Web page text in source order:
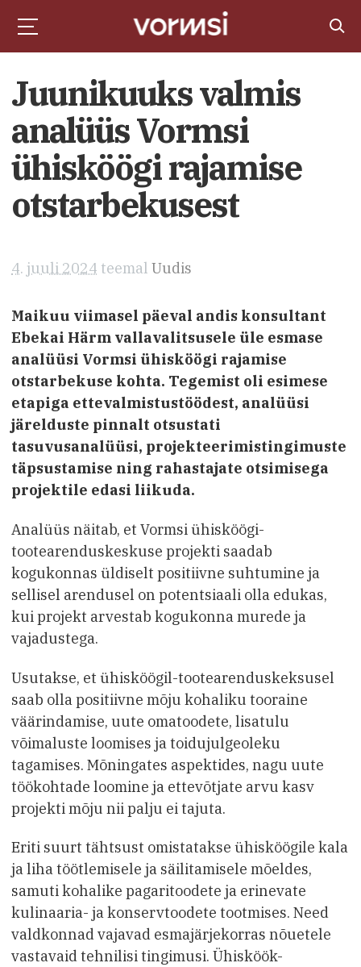
Juunikuuks valmis
analüüs Vormsi
ühisköögi rajamise
otstarbekusest
4. juuli 2024 teemal Uudis
Maikuu viimasel päeval andis konsultant
Ebekai Härm vallavalitsusele üle esmase
analüüsi Vormsi ühisköögi rajamise
otstarbekuse kohta. Tegemist oli esimese
etapiga ettevalmistustöödest, analüüsi
järelduste pinnalt otsustati
tasuvusanalüüsi, projekteerimistingimuste
täpsustamise ning rahastajate otsimisega
projektile edasi liikuda.
Analüüs näitab, et Vormsi ühisköögi-
tootearenduskeskuse projekti saadab
kogukonnas üldiselt positiivne suhtumine ja
sellisel arendusel on potentsiaali olla edukas,
kui projekt arvestab kogukonna murede ja
vajadustega.
Usutakse, et ühisköögil-tootearenduskeksusel
saab olla positiivne mõju kohaliku tooraine
väärindamise, uute omatoodete, lisatulu
võimaluste loomises ja toidujulgeoleku
tagamises. Mõningates aspektides, nagu uute
töökohtade loomine ja ettevõtjate arvu kasv
projekti mõju nii palju ei tajuta.
Eriti suurt tähtsust omistatakse ühisköögile kala
ja liha töötlemisele ja säilitamisele mõeldes,
samuti kohalike pagaritoodete ja erinevate
kulinaaria- ja konservtoodete tootmises. Need
valdkonnad vajavad esmajärjekorras nõuetele
vastavaid tehnilisi tingimusi. Ühisköök-